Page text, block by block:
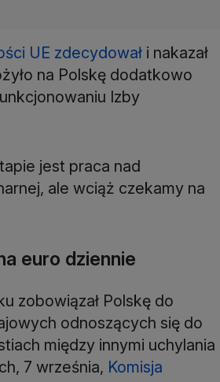
UE zdecydował i nakazał
na Polskę dodatkowo
Izby
jest praca nad
ale wciąż czekamy na
euro dziennie
zobowiązał Polskę do
odnoszących się do
między innymi uchylania
7 września, Komisja